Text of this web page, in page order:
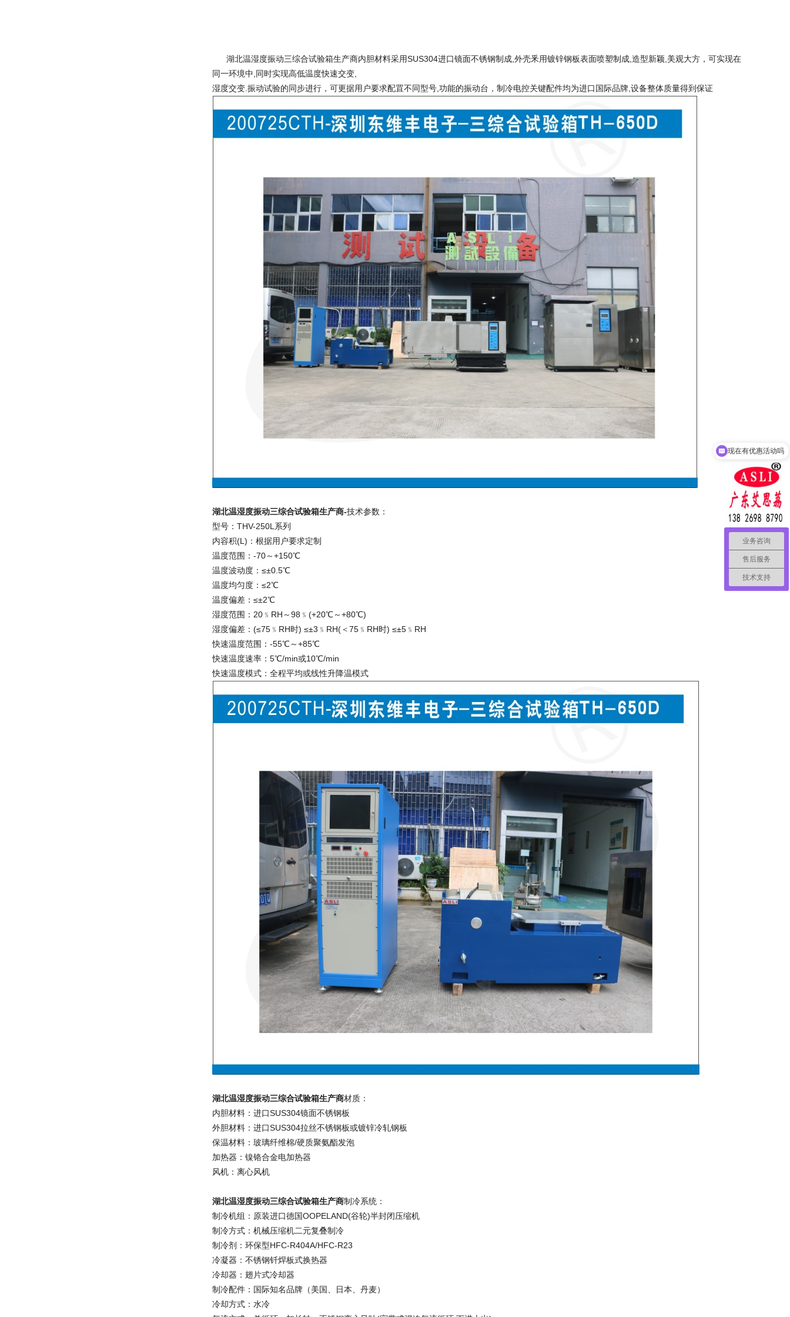
湖北温湿度振动三综合试验箱生产商内胆材料采用SUS304进口镜面不锈钢制成,外壳釆用镀锌钢板表面喷塑制成,造型新颖,美观大方，可实现在
同一环境中,同时实现高低温度快速交变,
湿度交变.振动试验的同步进行，可更据用户要求配罝不同型号,功能的振动台，制冷电控关键配件均为进口国际品牌,设备整体质量得到保证
湖北温湿度振动三综合试验箱生产商-技术参数：
型号：THV-250L系列
内容积(L)：根据用户要求定制
温度范围：-70～+150℃
温度波动度：≤±0.5℃
温度均匀度：≤2℃
温度偏差：≤±2℃
湿度范围：20﹪RH～98﹪(+20℃～+80℃)
湿度偏差：(≤75﹪RH时) ≤±3﹪RH(＜75﹪RH时) ≤±5﹪RH
快速温度范围：-55℃～+85℃
快速温度速率：5℃/min或10℃/min
快速温度模式：全程平均或线性升降温模式
湖北温湿度振动三综合试验箱生产商材质：
内胆材料：进口SUS304镜面不锈钢板
外胆材料：进口SUS304拉丝不锈钢板或镀锌冷轧钢板
保温材料：玻璃纤维棉/硬质聚氨酯发泡
加热器：镍铬合金电加热器
风机：离心风机
湖北温湿度振动三综合试验箱生产商制冷系统：
制冷机组：原装进口德国OOPELAND(谷轮)半封闭压缩机
制冷方式：机械压缩机二元复叠制冷
制冷剂：环保型HFC-R404A/HFC-R23
冷凝器：不锈钢钎焊板式换热器
冷却器：翅片式冷却器
制冷配件：国际知名品牌（美国、日本、丹麦）
冷却方式：水冷
业务咨询
售后服务
技术支持
可以介绍下你们的产品么